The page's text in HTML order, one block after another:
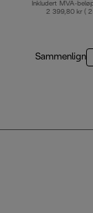
Inkludert MVA-
2 399,80 kr (
Sammenlign